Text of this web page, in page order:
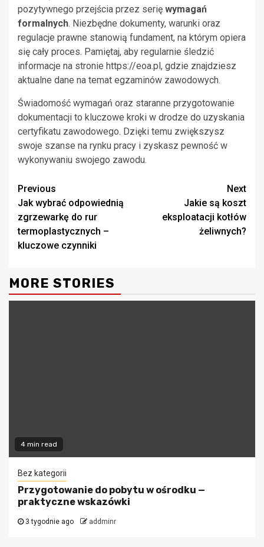
pozytywnego przejścia przez serię wymagań
formalnych. Niezbędne dokumenty, warunki oraz
regulacje prawne stanowią fundament, na którym opiera
się cały proces. Pamiętaj, aby regularnie śledzić
informacje na stronie https://eoa.pl, gdzie znajdziesz
aktualne dane na temat egzaminów zawodowych.
Świadomość wymagań oraz staranne przygotowanie
dokumentacji to kluczowe kroki w drodze do uzyskania
certyfikatu zawodowego. Dzięki temu zwiększysz
swoje szanse na rynku pracy i zyskasz pewność w
wykonywaniu swojego zawodu.
Continue
Reading
Previous
Jak wybrać odpowiednią
zgrzewarkę do rur
termoplastycznych –
kluczowe czynniki
Next
Jakie są koszt
eksploatacji kotłów
żeliwnych?
MORE STORIES
4 min read
Bez kategorii
Przygotowanie do pobytu w ośrodku —
praktyczne wskazówki
3 tygodnie ago addminr